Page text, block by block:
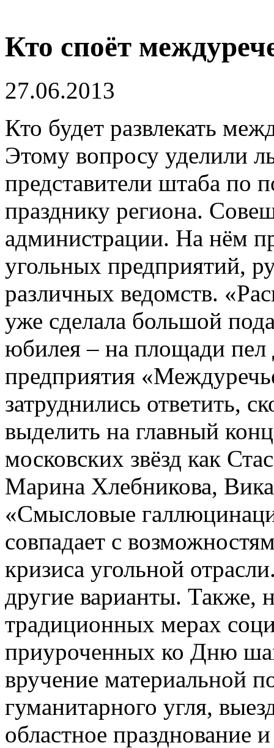
Кто споёт
27.06.2013
Кто будет развлекать
Этому вопросу уделили
представители штаба по
празднику региона.
администрации. На нём
угольных предприятий,
различных ведомств.
уже сделала большой
юбилея – на площади
предприятия
затруднились ответить,
выделить на главный
московских звёзд как
Марина Хлебникова,
«Смысловые
совпадает с
кризиса угольной
другие варианты. Также,
традиционных мерах
приуроченных ко Дню
вручение материальной
гуманитарного угля,
областное празднование